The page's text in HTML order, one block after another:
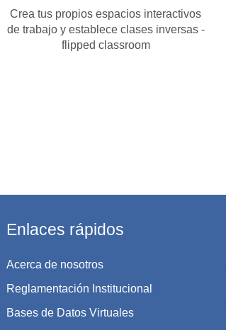
Crea tus propios espacios interactivos
de trabajo y establece clases inversas -
flipped classroom
Enlaces rápidos
Acerca de nosotros
Reglamentación Institucional
Bases de Datos Virtuales